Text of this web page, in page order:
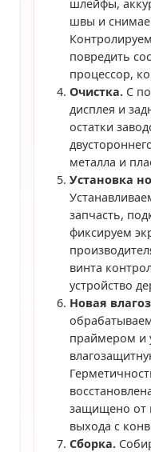
шлейфы,
швы и
повредить
процессор,
Очистка.С
дисплея и
остатки
металла и
Установка
запчасть,
фиксируем
винта
устройство
Новая
праймером и
защищено от
выхода с
Сборка.